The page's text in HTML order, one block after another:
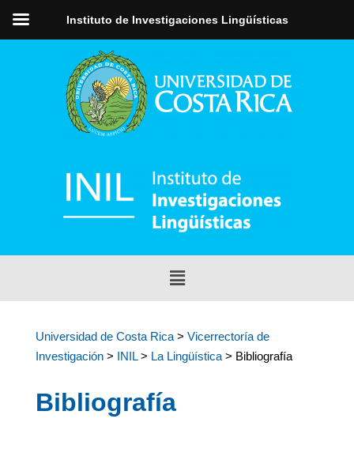
Universidad de Costa Rica> Vicerrectoría de
Investigación> INIL> La Lingüística> Bibliografía
Bibliografía
Instituto de Investigaciones Lingüísticas